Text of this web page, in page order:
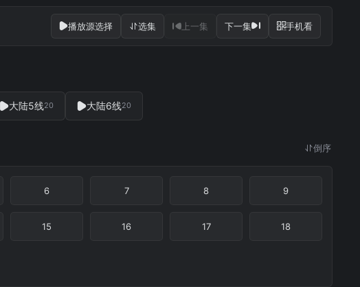
播放源选择 选集 上一集 下一集 手机看
大陆5线20 大陆6线20
倒序
6 7 8 9
15 16 17 18